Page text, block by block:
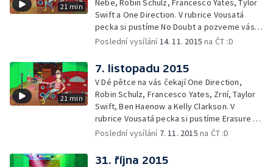
21 min
Swift a One Direction. V rubrice Vousatá
pecka si pustíme No Doubt a pozveme vás
na koncert The Tap Tap v Opeře.
Poslední vysílání 14. 11. 2015 na ČT :D
21 min
7. listopadu 2015
V Dé pětce na vás čekají One Direction,
Robin Schulz, Francesco Yates, Zrní, Taylor
Swift, Ben Haenow a Kelly Clarkson. V
rubrice Vousatá pecka si pustíme Erasure a
představíme vám CD skupiny Slza.
Poslední vysílání 7. 11. 2015 na ČT :D
31. října 2015